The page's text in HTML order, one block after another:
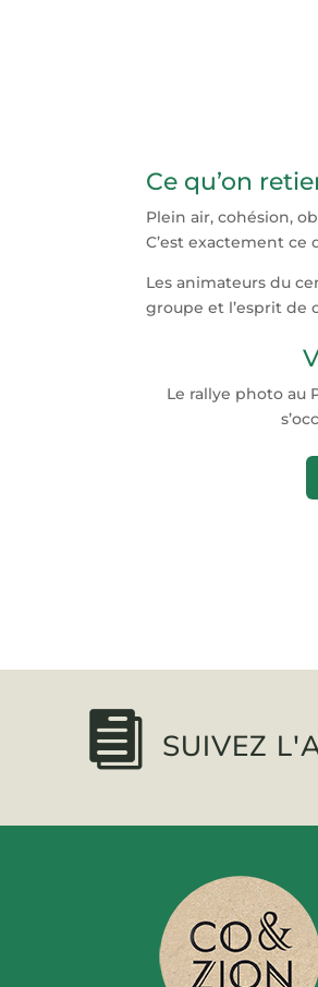
Ce qu’on
Plein air, cohésion,
C’est exactement ce
Les animateurs du
groupe et l’esprit de
Le rallye photo au
 SUIVEZ